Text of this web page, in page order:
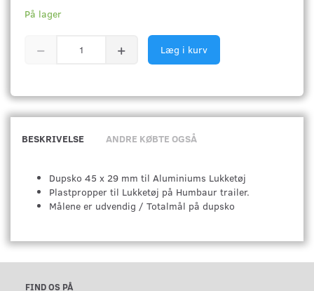
På lager
Læg i kurv
BESKRIVELSE ANDRE KØBTE OGSÅ
Dupsko 45 x 29 mm til Aluminiums Lukketøj
Plastpropper til Lukketøj på Humbaur trailer.
Målene er udvendig / Totalmål på dupsko
FIND OS PÅ